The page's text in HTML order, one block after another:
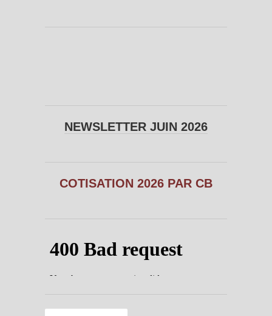
NEWSLETTER JUIN 2026
COTISATION 2026 PAR CB